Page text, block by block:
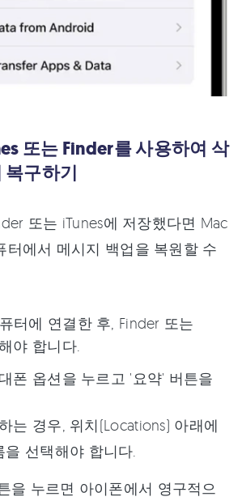
또는 Finder를 사용하여 삭
복구하기
또는 iTunes에 저장했다면 Mac
터에서 메시지 백업을 복원할 수
터에 연결한 후, Finder 또는
야 합니다.
폰 옵션을 누르고 '요약' 버튼을
는 경우, 위치(Locations) 아래에
을 선택해야 합니다.
을 누르면 아이폰에서 영구적으